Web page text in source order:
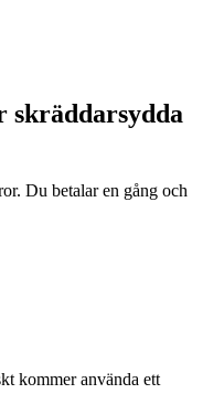
skräddarsydda
Du betalar en gång och
kommer använda ett